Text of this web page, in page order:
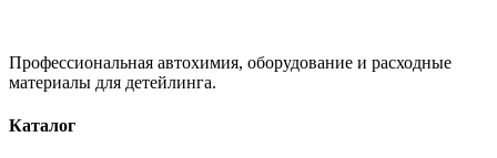
Профессиональная автохимия, оборудование и расходные
материалы для детейлинга.
Каталог